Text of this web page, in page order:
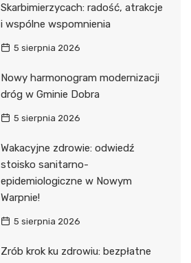
Skarbimierzycach: radość, atrakcje
i wspólne wspomnienia
5 sierpnia 2026
Nowy harmonogram modernizacji
dróg w Gminie Dobra
5 sierpnia 2026
Wakacyjne zdrowie: odwiedź
stoisko sanitarno-
epidemiologiczne w Nowym
Warpnie!
5 sierpnia 2026
Zrób krok ku zdrowiu: bezpłatne